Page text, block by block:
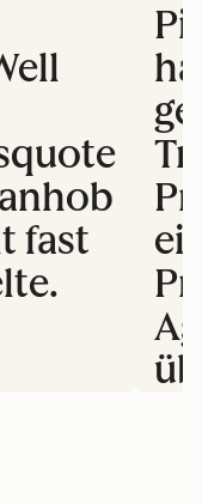
fast